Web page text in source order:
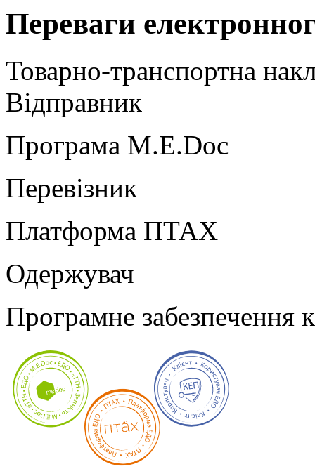
Переваги
Товарно-транспортна
Відправник
Програма M.E.Doc
Перевізник
Платформа ПТАХ
Одержувач
Програмне забезпечення